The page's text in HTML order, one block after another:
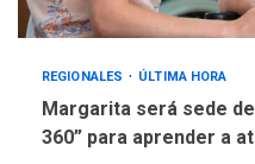
REGIONALES ÚLTIMA HORA
Margarita será sede
360” para aprender a